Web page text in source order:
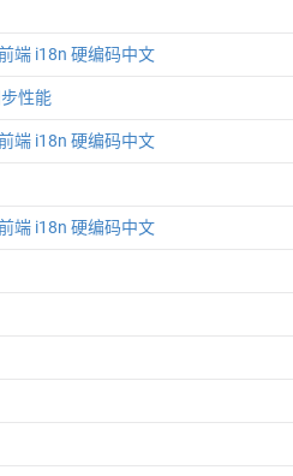
端 i18n 硬编码中文
性能
端 i18n 硬编码中文
端 i18n 硬编码中文